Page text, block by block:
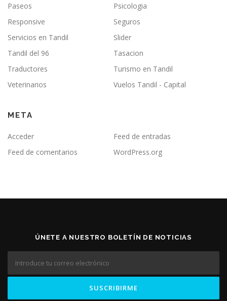
Paseos
Psicologia
Responsive
Seguros
Servicios en Tandil
Slider
Tandil del 96
Tasacion
Traductores
Turismo en Tandil
Veterinarios
Vuelos Tandil - Capital
META
Acceder
Feed de entradas
Feed de comentarios
WordPress.org
ÚNETE A NUESTRO BOLETÍN DE NOTICIAS